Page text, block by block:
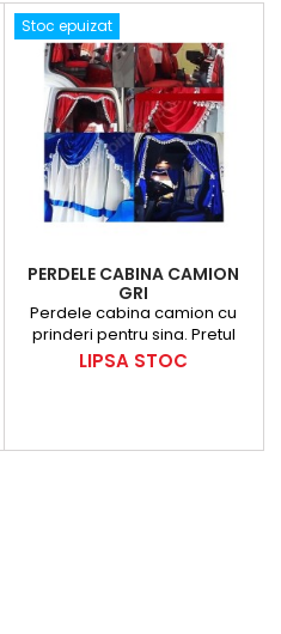
Stoc epuizat
PERDELE CABINA CAMION
GRI
Perdele cabina camion cu
prinderi pentru sina. Pretul
este pe set pentru parbriz si
Pret
LIPSA STOC